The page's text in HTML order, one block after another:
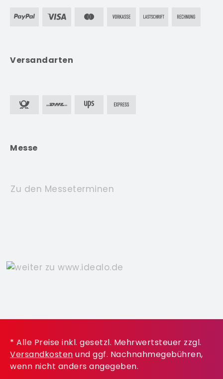
Versandarten
Messe
Zu den Messeterminen
* Alle Preise inkl. gesetzl. Mehrwertsteuer zzgl.
Versandkosten und ggf. Nachnahmegebühren,
wenn nicht anders angegeben.